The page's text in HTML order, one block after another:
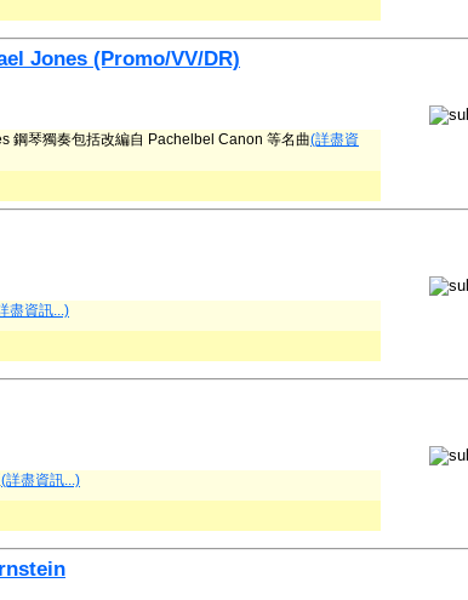
Jones (Promo/VV/DR)
鋼琴獨奏包括改編自 Pachelbel Canon 等名曲(詳盡資
盡資訊...)
(詳盡資訊...)